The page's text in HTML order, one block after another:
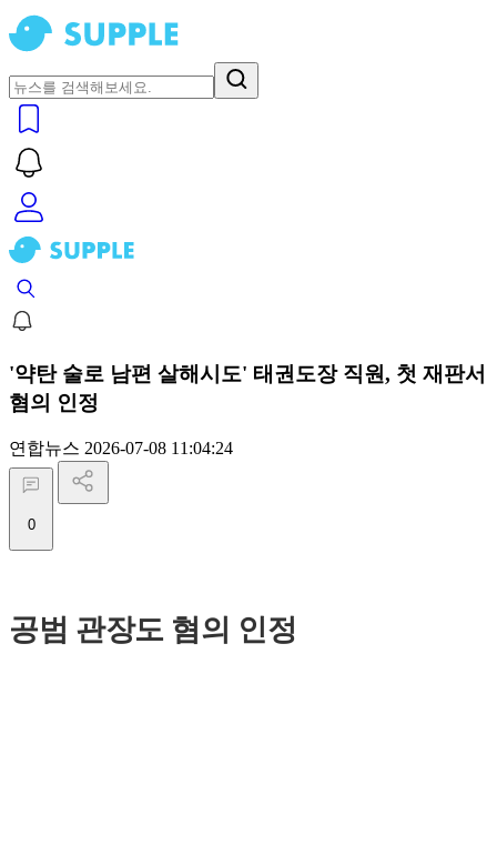
'약탄 술로 남편 살해시도' 태권도장 직원, 첫 재판서
혐의 인정
연합뉴스 2026-07-08 11:04:24
0
공범 관장도 혐의 인정